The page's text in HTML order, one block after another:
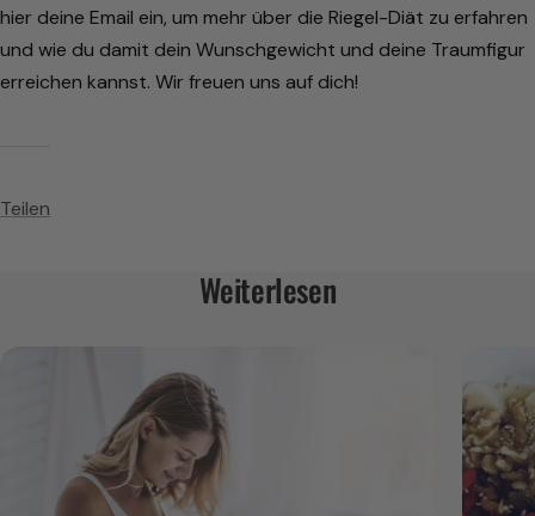
Teilen
hier deine Email ein, um mehr über die Riegel-Diät zu erfahren
und wie du damit dein Wunschgewicht und deine Traumfigur
erreichen kannst. Wir freuen uns auf dich!
Weiterlesen